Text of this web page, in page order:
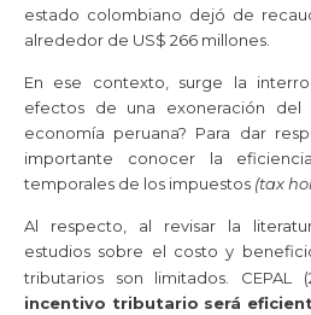
estado colombiano dejó de
alrededor de US$ 266 millones.
En ese contexto, surge la
efectos de una exoneración del
economía peruana? Para dar
importante conocer la
temporales de los impuestos (tax
Al respecto, al revisar la
estudios sobre el costo y
tributarios son limitados. CEPAL
incentivo tributario será